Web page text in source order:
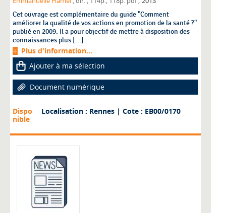
Cet ouvrage est complémentaire du guide "Comment
améliorer la qualité de vos actions en promotion de la santé ?"
publié en 2009. Il a pour objectif de mettre à disposition des
connaissances plus [...]
Plus d'information...
Ajouter à ma sélection
Document numérique
Dispo
nible
Localisation : Rennes | Cote : EB00/0170